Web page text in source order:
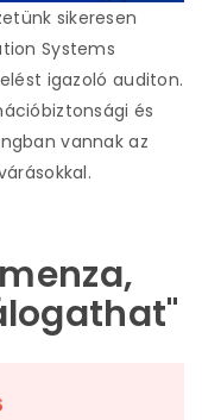
sikeresen
Systems
igazoló auditon.
és
vannak az